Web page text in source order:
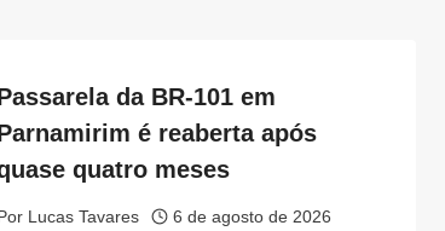
da BR-101 em
é reaberta após
quatro meses
Lucas Tavares
6 de agosto de 2026